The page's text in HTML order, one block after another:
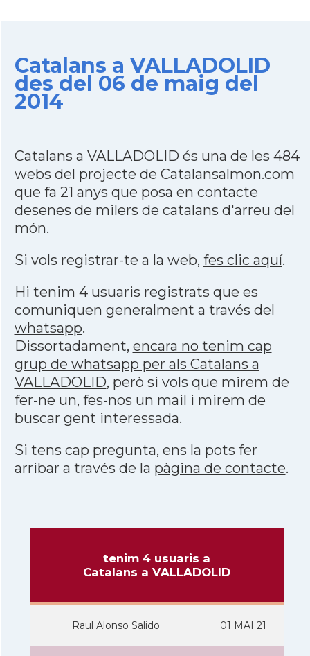
Catalans a VALLADOLID
des del 06 de maig del
2014
Catalans a VALLADOLID és una de les 484
webs del projecte de Catalansalmon.com
que fa 21 anys que posa en contacte
desenes de milers de catalans d'arreu del
món.
Si vols registrar-te a la web, fes clic aquí.
Hi tenim 4 usuaris registrats que es
comuniquen generalment a través del
whatsapp.
Dissortadament, encara no tenim cap
grup de whatsapp per als Catalans a
VALLADOLID, però si vols que mirem de
fer-ne un, fes-nos un mail i mirem de
buscar gent interessada.
Si tens cap pregunta, ens la pots fer
arribar a través de la pàgina de contacte.
tenim 4 usuaris a
Catalans a VALLADOLID
Raul Alonso Salido 01 MAI 21